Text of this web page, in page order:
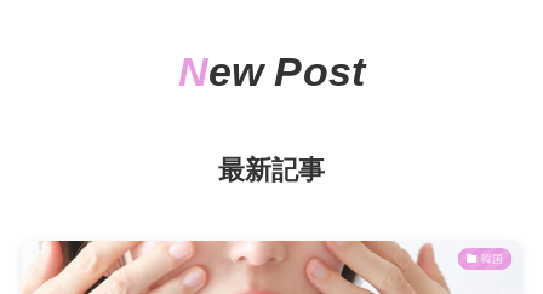
New Post
最新記事
韓国